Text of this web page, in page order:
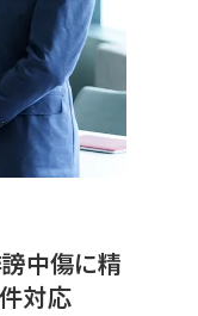
中傷に精
対応